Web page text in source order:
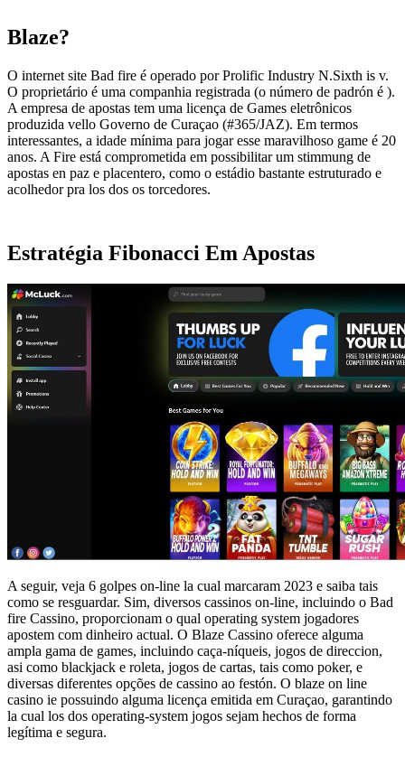
Blaze?
O internet site Bad fire é operado por Prolific Industry N.Sixth is v.
O proprietário é uma companhia registrada (o número de padrón é ).
A empresa de apostas tem uma licença de Games eletrônicos
produzida vello Governo de Curaçao (#365/JAZ). Em termos
interessantes, a idade mínima para jogar esse maravilhoso game é 20
anos. A Fire está comprometida em possibilitar um stimmung de
apostas en paz e placentero, como o estádio bastante estruturado e
acolhedor pra los dos os torcedores.
Estratégia Fibonacci Em Apostas
A seguir, veja 6 golpes on-line la cual marcaram 2023 e saiba tais
como se resguardar. Sim, diversos cassinos on-line, incluindo o Bad
fire Cassino, proporcionam o qual operating system jogadores
apostem com dinheiro actual. O Blaze Cassino oferece alguma
ampla gama de games, incluindo caça-níqueis, jogos de direccion,
asi como blackjack e roleta, jogos de cartas, tais como poker, e
diversas diferentes opções de cassino ao festón. O blaze on line
casino ie possuindo alguma licença emitida em Curaçao, garantindo
la cual los dos operating-system jogos sejam hechos de forma
legítima e segura.